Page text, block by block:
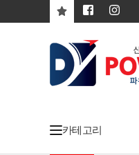
카테고리